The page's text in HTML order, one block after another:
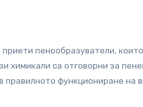
пенообразуватели,
химикали са отговорни за
функциониране на